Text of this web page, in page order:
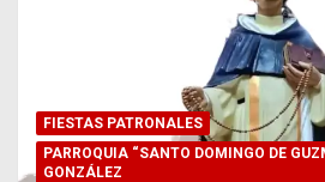
FIESTAS PATRONALES
PARROQUIA “SANTO DOMINGO DE
GONZÁLEZ